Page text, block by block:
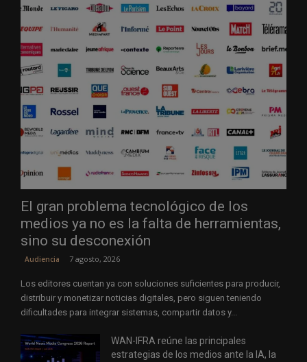
El gran problema tecnológico de los
medios ya no es la falta de herramientas,
sino su desconexión
Audiencia 7 agosto, 2026
Los editores cuentan ya con soluciones suficientes para producir,
distribuir y monetizar noticias digitales, pero siguen teniendo
dificultades para integrar sistemas, compartir datos y...
WAN-IFRA reúne las principales
estrategias de los medios ante la IA, la